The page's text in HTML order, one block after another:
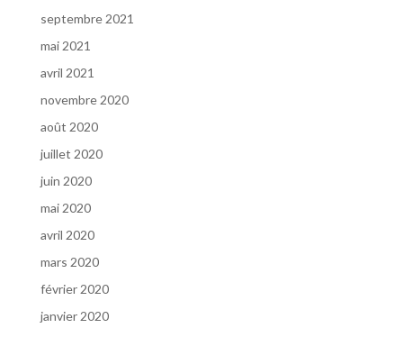
septembre 2021
mai 2021
avril 2021
novembre 2020
août 2020
juillet 2020
juin 2020
mai 2020
avril 2020
mars 2020
février 2020
janvier 2020